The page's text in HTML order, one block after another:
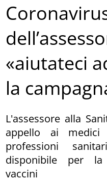
«aiutateci
la
L'assessore alla
appello ai
professioni
disponibile per la
vaccini